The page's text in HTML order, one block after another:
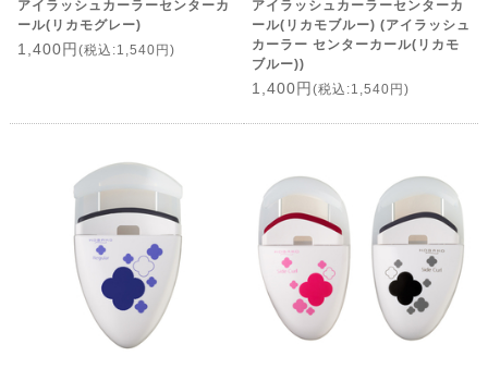
アイラッシュカーラーセンターカ
ール(リカモグレー)
1,400円 (税込:1,540円)
アイラッシュカーラーセンターカ
ール(リカモブルー) (アイラッシュ
カーラー センターカール(リカモ
ブルー))
1,400円 (税込:1,540円)